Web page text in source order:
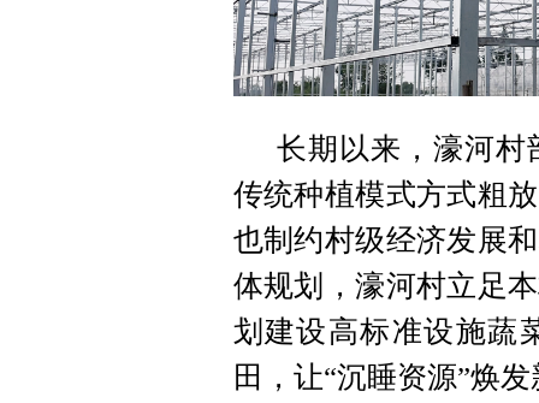
长期以来，濠河村
传统种植模式方式粗
也制约村级经济发展
体规划，濠河村立足
划建设高标准设施蔬
田，让“沉睡资源”焕